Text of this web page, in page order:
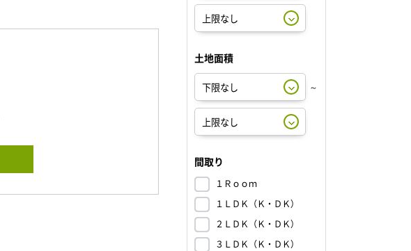
土地面積
～
間取り
１Ｒｏｏｍ
１ＬＤＫ（Ｋ・ＤＫ）
２ＬＤＫ（Ｋ・ＤＫ）
３ＬＤＫ（Ｋ・ＤＫ）